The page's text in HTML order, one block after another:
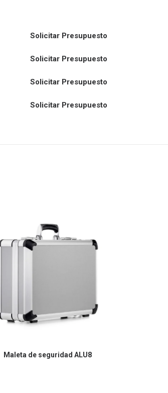
Solicitar Presupuesto
Solicitar Presupuesto
Solicitar Presupuesto
Solicitar Presupuesto
Maleta de seguridad ALU8